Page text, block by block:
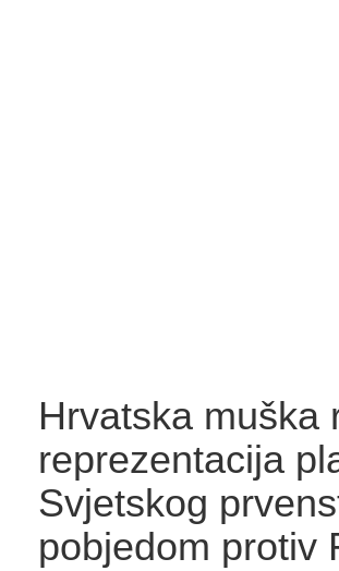
Hrvatska muška
reprezentacija
Svjetskog
pobjedom protiv